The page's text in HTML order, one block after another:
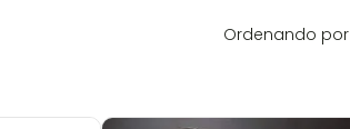
Ordenando por